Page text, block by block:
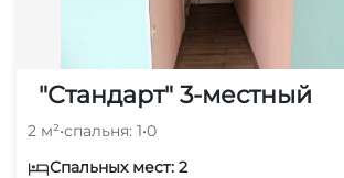
"Стандарт" 3-местный
2 м²•спальня: 1•0
Спальных мест: 2